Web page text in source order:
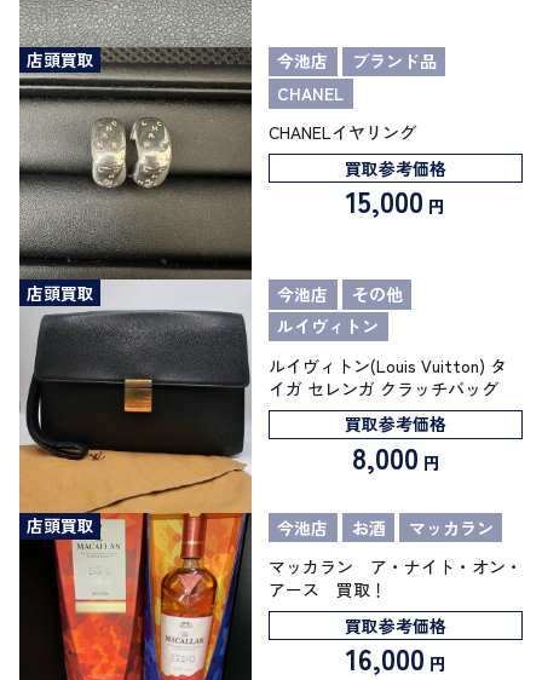
店頭買取 今池店
ブランド品
CHANEL
CHANELイヤリング
買取参考価格
15,000 円
店頭買取 今池店
その他
ルイヴィトン
ルイヴィトン(Louis Vuitton) タ
イガ セレンガ クラッチバッグ
買取参考価格
8,000 円
店頭買取 今池店 お酒
マッカラン
マッカラン ア・ナイト・オン・
アース 買取！
買取参考価格
16,000 円